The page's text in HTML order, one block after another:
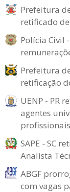
Prefeitura
retificado
Polícia Civil
Prefeitura
retificação
UENP - PR
agentes
profissionais
SAPE - SC
Analista
ABGF
com vagas